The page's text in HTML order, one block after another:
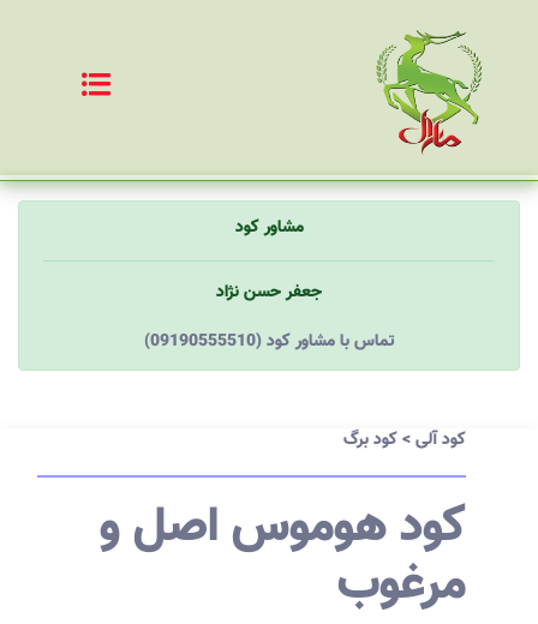
مشاور کود
جعفر حسن نژاد
(09190555510) تماس با مشاور کود
کود آلی>کود برگ
کود هوموس اصل و
مرغوب